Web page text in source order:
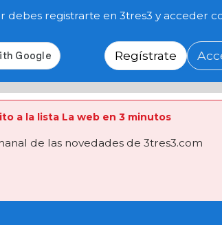
debes registrarte en 3tres3 y acceder
Regístrate
a la lista La web en 3 minutos
de las novedades de 3tres3.com